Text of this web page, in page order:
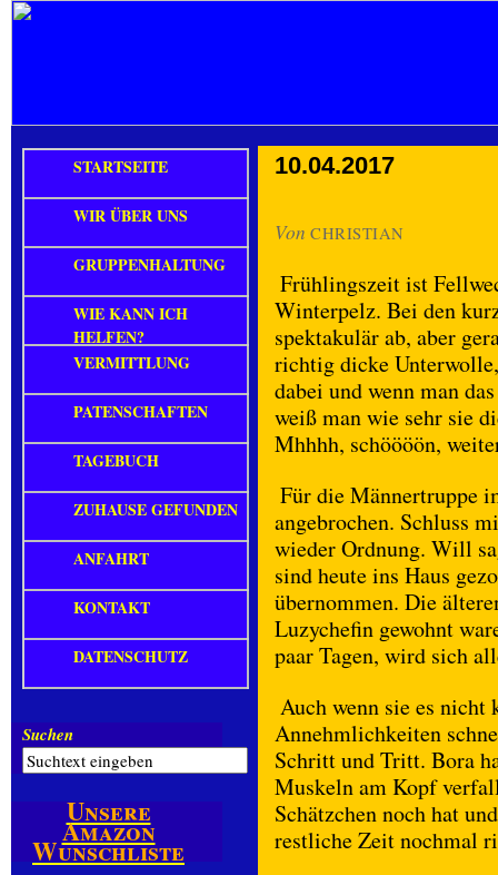
10.04.2017
Von CHRISTIAN
Frühlingszeit ist
Winterpelz. Bei den
spektakulär ab, aber
richtig dicke
dabei und wenn man
weiß man wie sehr sie
Mhhhh, schöööön,
Für die Männertruppe
angebrochen. Schluss
wieder Ordnung. Will
sind heute ins Haus
übernommen. Die
Luzychefin gewohnt
paar Tagen, wird sich
Auch wenn sie es nicht
Annehmlichkeiten
Schritt und Tritt. Bora
Muskeln am Kopf
Schätzchen noch hat
restliche Zeit nochmal
STARTSEITE
WIR ÜBER UNS
GRUPPENHALTUNG
WIE KANN ICH
HELFEN?
VERMITTLUNG
PATENSCHAFTEN
TAGEBUCH
ZUHAUSE GEFUNDEN
ANFAHRT
KONTAKT
DATENSCHUTZ
Suchen
Unsere
Amazon
Wunschliste